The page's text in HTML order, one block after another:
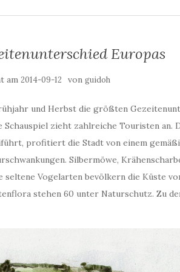
Europas
am 2014-09-12 von guidoh
und Herbst die größten
Schauspiel zieht zahlreiche Touristen an.
profitiert die Stadt von einem
Silbermöwe,
Vogelarten bevölkern die Küste
stehen 60 unter Naturschutz. Zu